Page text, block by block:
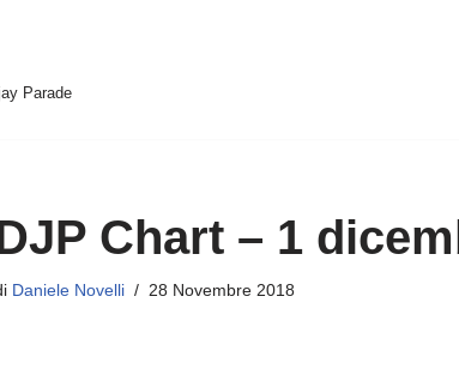
Parade
Chart – 1
Daniele Novelli 28 Novembre 2018